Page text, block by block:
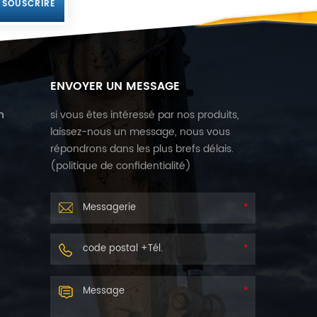
ENVOYER UN MESSAGE
si vous êtes intéressé par nos produits,
laissez-nous un message, nous vous
répondrons dans les plus brefs délais.
(politique de confidentialité)